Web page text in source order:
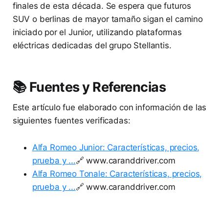
finales de esta década. Se espera que futuros
SUV o berlinas de mayor tamaño sigan el camino
iniciado por el Junior, utilizando plataformas
eléctricas dedicadas del grupo Stellantis.
📚 Fuentes y Referencias
Este artículo fue elaborado con información de las
siguientes fuentes verificadas:
Alfa Romeo Junior: Características, precios,
prueba y ...🔗 www.caranddriver.com
Alfa Romeo Tonale: Características, precios,
prueba y ...🔗 www.caranddriver.com